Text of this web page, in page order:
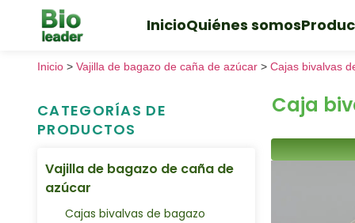
InicioQuiénes somos
Inicio > Vajilla de bagazo de caña de azúcar > Cajas bivalvas
CATEGORÍAS DE
PRODUCTOS
Vajilla de bagazo de caña de
azúcar
Cajas bivalvas de bagazo
Caja